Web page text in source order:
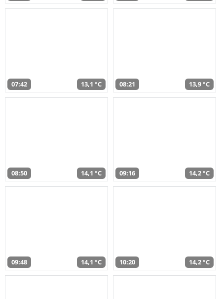
07:42 13,1 °C 08:21 13,9 °C
08:50 14,1 °C 09:16 14,2 °C
09:48 14,1 °C 10:20 14,2 °C